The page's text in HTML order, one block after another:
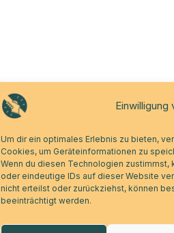
Einwilligung
Um dir ein optimales Erlebnis zu bieten,
Cookies, um Geräteinformationen zu
Wenn du diesen Technologien zustimmst,
oder eindeutige IDs auf dieser Website
nicht erteilst oder zurückziehst, können
beeinträchtigt werden.